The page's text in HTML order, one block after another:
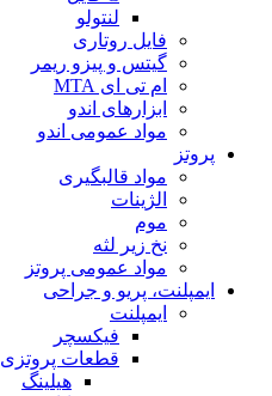
لنتولو
فایل روتاری
گیتس و پیزو ریمر
ام تی ای MTA
ابزارهای اندو
مواد عمومی اندو
پروتز
مواد قالبگیری
الژینات
موم
نخ زیر لثه
مواد عمومی پروتز
ایمپلنت، پریو و جراحی
ایمپلنت
فیکسچر
قطعات پروتزی
هیلینگ